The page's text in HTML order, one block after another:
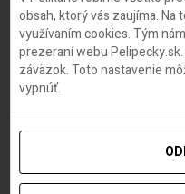
obsah, ktorý vás zaujíma. Na
využívaním cookies. Tým
prezeraní webu
záväzok. Toto nastavenie
vypnúť.